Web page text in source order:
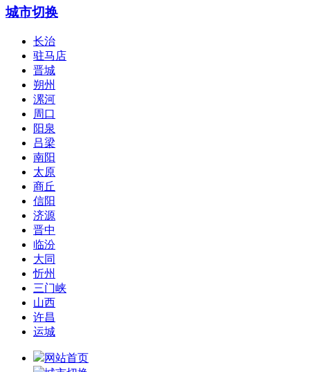
城市切换
长治
驻马店
晋城
朔州
漯河
周口
阳泉
吕梁
南阳
太原
商丘
信阳
济源
晋中
临汾
大同
忻州
三门峡
山西
许昌
运城
网站首页